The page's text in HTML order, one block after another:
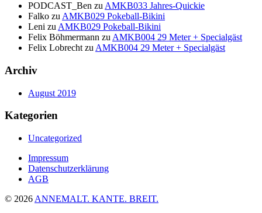
PODCAST_Ben zu AMKB033 Jahres-Quickie
Falko zu AMKB029 Pokeball-Bikini
Leni zu AMKB029 Pokeball-Bikini
Felix Böhmermann zu AMKB004 29 Meter + Specialgäst
Felix Lobrecht zu AMKB004 29 Meter + Specialgäst
Archiv
August 2019
Kategorien
Uncategorized
Impressum
Datenschutzerklärung
AGB
© 2026 ANNEMALT. KANTE. BREIT.